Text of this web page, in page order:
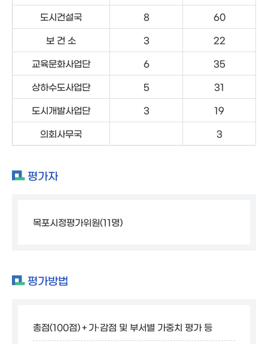
도시건설국 8 60
보 건 소 3 22
교육문화사업단 6 35
상하수도사업단 5 31
도시개발사업단 3 19
의회사무국 3
평가자
목포시정평가위원(11명)
평가방법
총점(100점)＋가·감점 및 부서별 가중치 평가 등